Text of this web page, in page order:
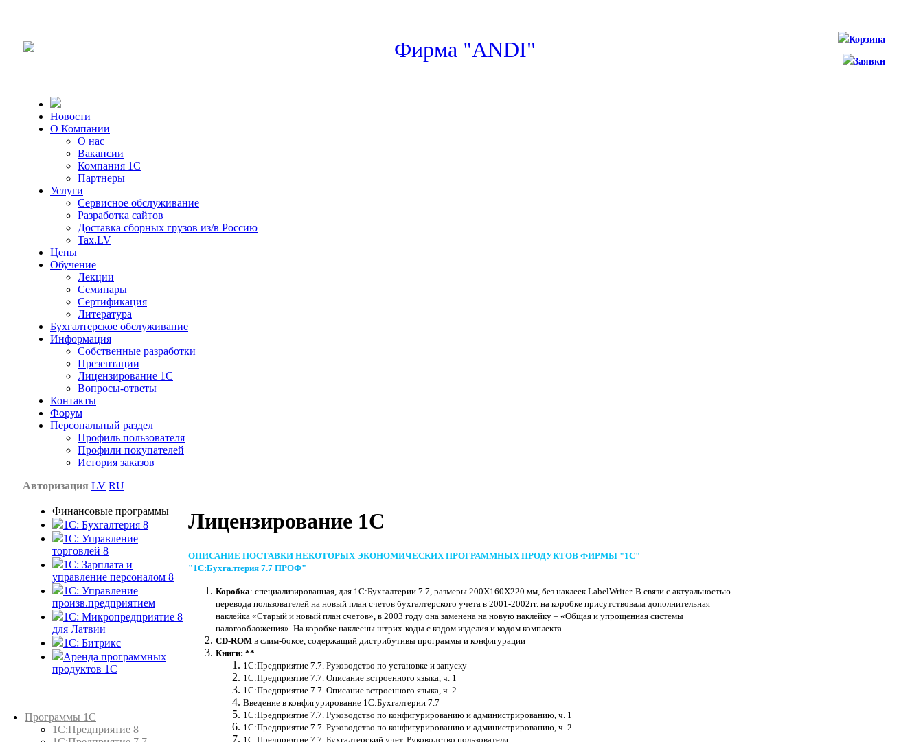
Фирма "ANDI" Корзина
Заявки
Новости
О Компании
О нас
Вакансии
Компания 1С
Партнеры
Услуги
Сервисное обслуживание
Разработка сайтов
Доставка сборных грузов из/в Россию
Tax.LV
Цены
Обучение
Лекции
Семинары
Сертификация
Литература
Бухгалтерское обслуживание
Информация
Собственные разработки
Презентации
Лицензирование 1С
Вопросы-ответы
Контакты
Форум
Персональный раздел
Профиль пользователя
Профили покупателей
История заказов
Авторизация LV RU
Финансовые программы
1С: Бухгалтерия 8
1C: Управление
торговлей 8
1C: Зарплата и
управление персоналом 8
1C: Управление
произв.предприятием
1С: Микропредприятие 8
для Латвии
1C: Битрикс
Аренда программных
продуктов 1С
Программы 1С
1С:Предприятие 8
Лицензирование 1С
ОПИСАНИЕ ПОСТАВКИ НЕКОТОРЫХ ЭКОНОМИЧЕСКИХ ПРОГРАММНЫХ ПРОДУКТОВ ФИРМЫ "1С"
"1С:Бухгалтерия 7.7 ПРОФ"
Коробка: специализированная, для 1С:Бухгалтерии 7.7, размеры 200Х160Х220 мм, без наклеек LabelWriter. В связи с актуальностью
перевода пользователей на новый план счетов бухгалтерского учета в 2001-2002гг. на коробке присутствовала дополнительная
наклейка «Старый и новый план счетов», в 2003 году она заменена на новую наклейку – «Общая и упрощенная системы
налогообложения». На коробке наклеены штрих-коды с кодом изделия и кодом комплекта.
CD-ROM в слим-боксе, содержащий дистрибутивы программы и конфигурации
Книги: **
1С:Предприятие 7.7. Руководство по установке и запуску
1С:Предприятие 7.7. Описание встроенного языка, ч. 1
1С:Предприятие 7.7. Описание встроенного языка, ч. 2
Введение в конфигурирование 1С:Бухгалтерии 7.7
1С:Предприятие 7.7. Руководство по конфигурированию и администрированию, ч. 1
1С:Предприятие 7.7. Руководство по конфигурированию и администрированию, ч. 2
1С:Предприятие 7.7. Бухгалтерский учет. Руководство пользователя